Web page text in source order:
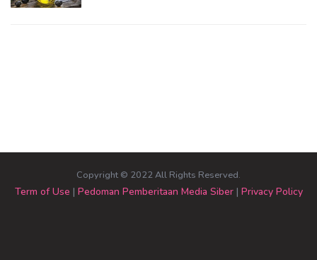
Copyright © 2022 All Rights Reserved.
Term of Use | Pedoman Pemberitaan Media Siber| Privacy Policy